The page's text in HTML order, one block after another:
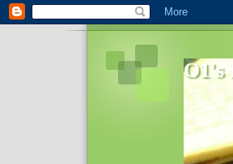
O1's
In 2006 I
World- I